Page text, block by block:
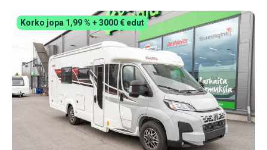
Korko jopa 1,99 % + 3000 € edut